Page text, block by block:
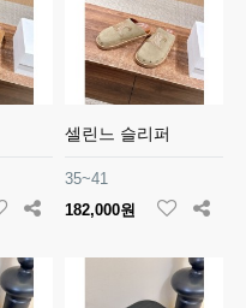
셀린느 슬리퍼
35~41
182,000원